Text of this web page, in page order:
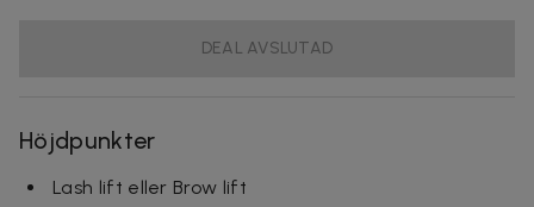
DEAL AVSLUTAD
Höjdpunkter
Lash lift eller Brow lift